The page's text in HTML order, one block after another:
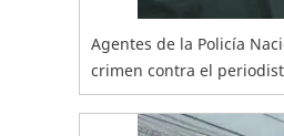
Agentes de la Policía
crimen contra el